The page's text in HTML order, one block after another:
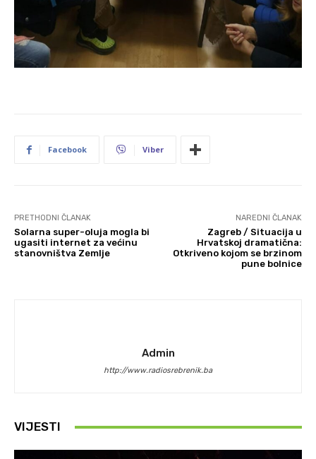
Facebook Viber
PRETHODNI ČLANAK
Solarna super-oluja mogla bi
ugasiti internet za većinu
stanovništva Zemlje
NAREDNI ČLANAK
Zagreb / Situacija u
Hrvatskoj dramatična:
Otkriveno kojom se brzinom
pune bolnice
Admin
http://www.radiosrebrenik.ba
VIJESTI